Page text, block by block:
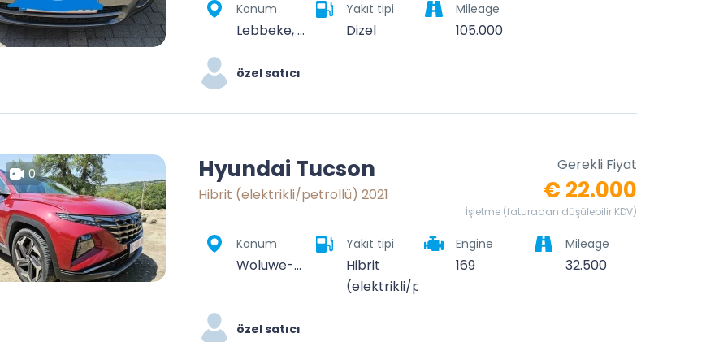
Konum
Lebbeke, Dendermonde, Oost-Vlaanderen, Vlaanderen, 9280, België
Yakıt tipi
Dizel
Mileage
105.000
özel satıcı
0 Hyundai Tucson
Hibrit (elektrikli/petrollü) 2021
Gerekli Fiyat
€ 22.000
İşletme (faturadan düşülebilir KDV)
Konum
Woluwe-Saint-Pierre, Bruxelles-Capitale, 1150, Belgique
Yakıt tipi
Hibrit
(elektrikli/petrollü)
Engine
169
Mileage
32.500
özel satıcı